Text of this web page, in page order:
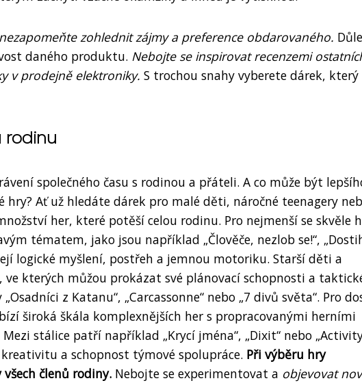
zohlednit zájmy a preference obdarovaného.
daného produktu. Nebojte se inspirovat recenzemi
v prodejně elektroniky. S trochou snahy vyberete dárek, který
rodinu
společného času s rodinou a přáteli. A co může být
hry? Ať už hledáte dárek pro malé děti, náročné teenagery
her, které potěší celou rodinu. Pro nejmenší se skvěle
tématem, jako jsou například „Člověče, nezlob se!“,
logické myšlení, postřeh a jemnou motoriku. Starší děti a
kterých můžou prokázat své plánovací schopnosti a
z Katanu“, „Carcassonne“ nebo „7 divů světa“. Pro
široká škála komplexnějších her s propracovanými herními
stálice patří například „Krycí jména“, „Dixit“ nebo
a schopnost týmové spolupráce. Při výběru hry
členů rodiny. Nebojte se experimentovat a objevovat